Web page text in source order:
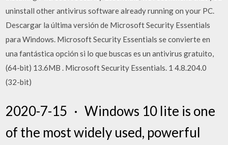
uninstall other antivirus software already running on your PC.
Descargar la última versión de Microsoft Security Essentials
para Windows. Microsoft Security Essentials se convierte en
una fantástica opción si lo que buscas es un antivirus gratuito,
(64-bit) 13.6MB . Microsoft Security Essentials. 1 4.8.204.0
(32-bit)
2020-7-15 · Windows 10 lite is one
of the most widely used, powerful